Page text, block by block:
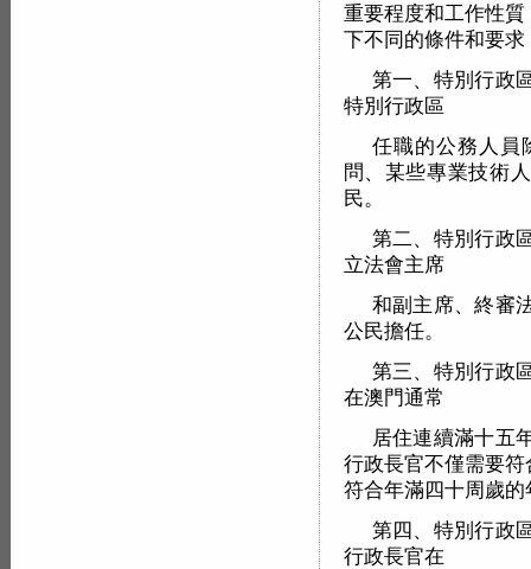
重要程度和工作性
下不同的條件和要求
第一、特別行政
特別行政區
任職的公務人員
問、某些專業技術
民。
第二、特別行政
立法會主席
和副主席、終審
公民擔任。
第三、特別行政
在澳門通常
居住連續滿十五
行政長官不僅需要
符合年滿四十周歲的
第四、特別行政
行政長官在